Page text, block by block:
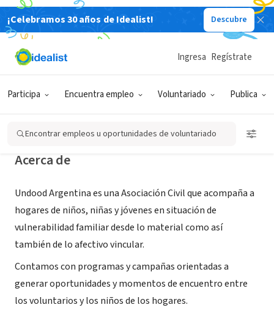
¡Celebramos 30 años de Idealist! Descubre
Participa Encuentra empleo Voluntariado Publica
Ingresa Regístrate
Encontrar empleos u oportunidades de voluntariado
ORGANIZACIÓN SIN FIN DE LUCRO
Undood Argentina
Buenos Aires, Argentina
Acerca de
Undood Argentina es una Asociación Civil que acompaña a
hogares de niños, niñas y jóvenes en situación de
vulnerabilidad familiar desde lo material como así
también de lo afectivo vincular.
Contamos con programas y campañas orientadas a
generar oportunidades y momentos de encuentro entre
los voluntarios y los niños de los hogares.